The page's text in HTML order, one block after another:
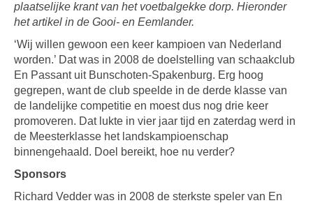
plaatselijke krant van het voetbalgekke dorp. Hieronder
het artikel in de Gooi- en Eemlander.
‘Wij willen gewoon een keer kampioen van Nederland
worden.’ Dat was in 2008 de doelstelling van schaakclub
En Passant uit Bunschoten-Spakenburg. Erg hoog
gegrepen, want de club speelde in de derde klasse van
de landelijke competitie en moest dus nog drie keer
promoveren. Dat lukte in vier jaar tijd en zaterdag werd in
de Meesterklasse het landskampioenschap
binnengehaald. Doel bereikt, hoe nu verder?
Sponsors
Richard Vedder was in 2008 de sterkste speler van En